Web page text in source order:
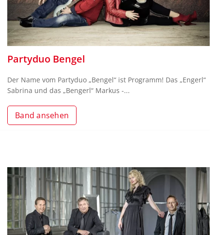
Partyduo Bengel
Der Name vom Partyduo „Bengel“ ist Programm! Das „Engerl“
Sabrina und das „Bengerl“ Markus -...
Band ansehen